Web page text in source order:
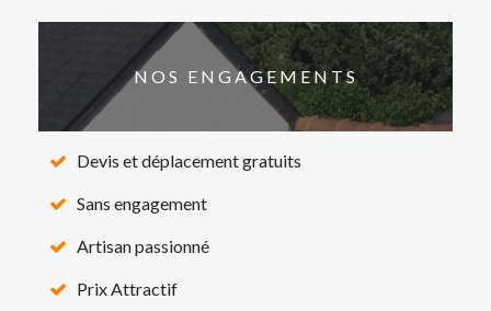
NOS ENGAGEMENTS
Devis et déplacement gratuits
Sans engagement
Artisan passionné
Prix Attractif